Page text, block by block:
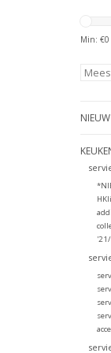
Min: €0
NIEUW